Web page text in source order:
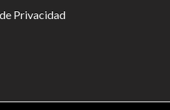
Privacidad